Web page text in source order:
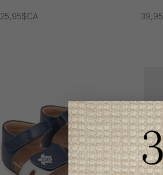
25,95$CA